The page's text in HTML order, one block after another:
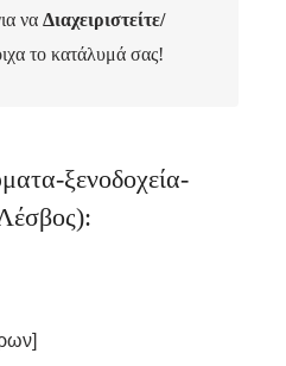
να Διαχειριστείτε/
το κατάλυμά σας!
ξενοδοχεία-